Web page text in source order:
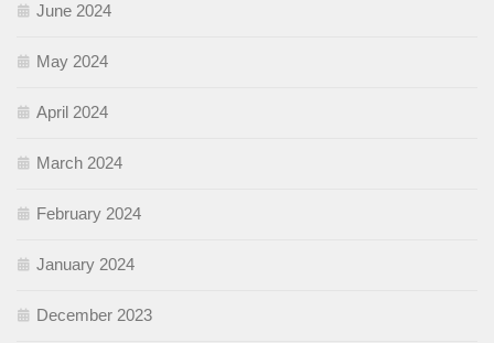
June 2024
May 2024
April 2024
March 2024
February 2024
January 2024
December 2023